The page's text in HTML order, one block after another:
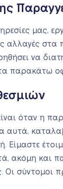
μας,
αλλαγές
να
παρακάτω
όταν η
αυτά,
Είμαστε
ακόμη και
Οι σύντομοι